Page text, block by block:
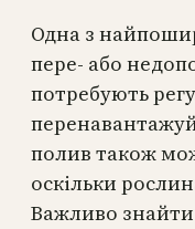
Одна з
пере- або
потребують
полив також
оскільки
Важливо